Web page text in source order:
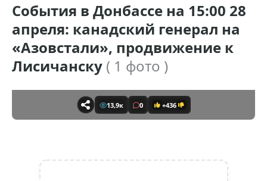
События в Донбассе на 15:00 28
апреля: канадский генерал на
«Азовстали», продвижение к
Лисичанску ( 1 фото )
13,9к 0 +436